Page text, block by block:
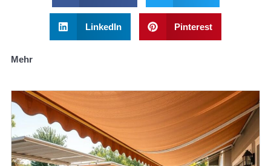
LinkedIn Pinterest
Mehr